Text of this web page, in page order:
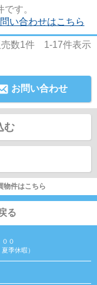
す。
い合わせはこちら
数1件 1-17件表示
お問い合わせ
む
物件はこちら
る
０
季休暇）